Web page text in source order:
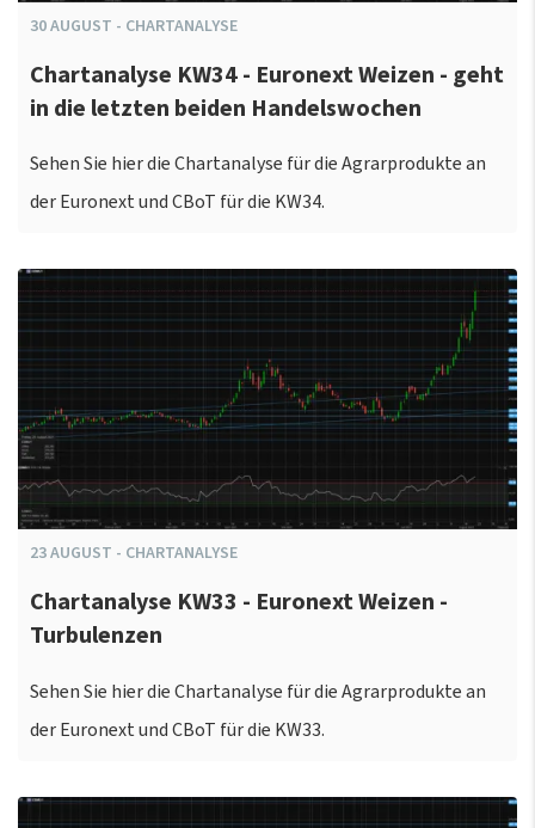
30AUGUST - CHARTANALYSE
Chartanalyse KW34 - Euronext Weizen - geht
in die letzten beiden Handelswochen
Sehen Sie hier die Chartanalyse für die Agrarprodukte an
der Euronext und CBoT für die KW34.
23AUGUST - CHARTANALYSE
Chartanalyse KW33 - Euronext Weizen -
Turbulenzen
Sehen Sie hier die Chartanalyse für die Agrarprodukte an
der Euronext und CBoT für die KW33.